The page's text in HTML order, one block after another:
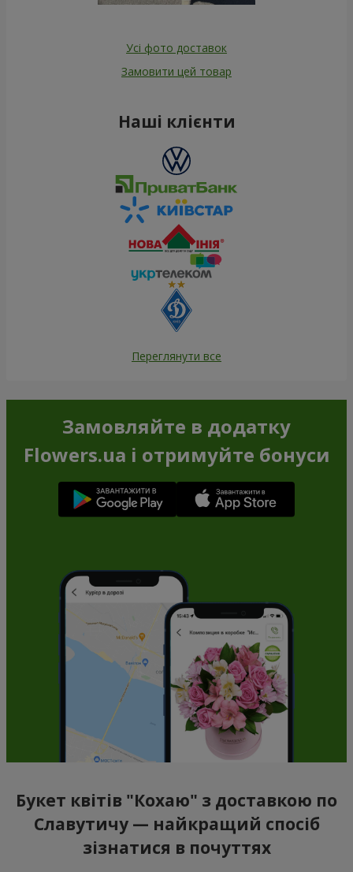
Усі фото доставок
Замовити цей товар
Наші клієнти
Переглянути все
Замовляйте в додатку
Flowers.ua і отримуйте бонуси
Букет квітів "Кохаю" з доставкою по
Славутичу — найкращий спосіб
зізнатися в почуттях